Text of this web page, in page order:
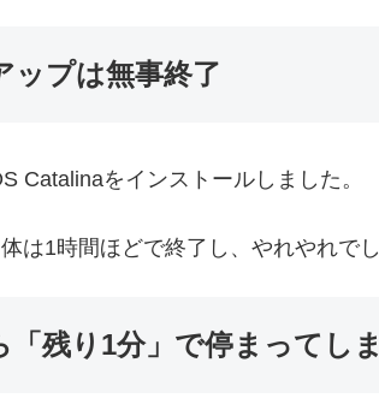
ップは無事終了
Catalinaをインストールしました。
は1時間ほどで終了し、やれやれでし
「残り1分」で停まってし